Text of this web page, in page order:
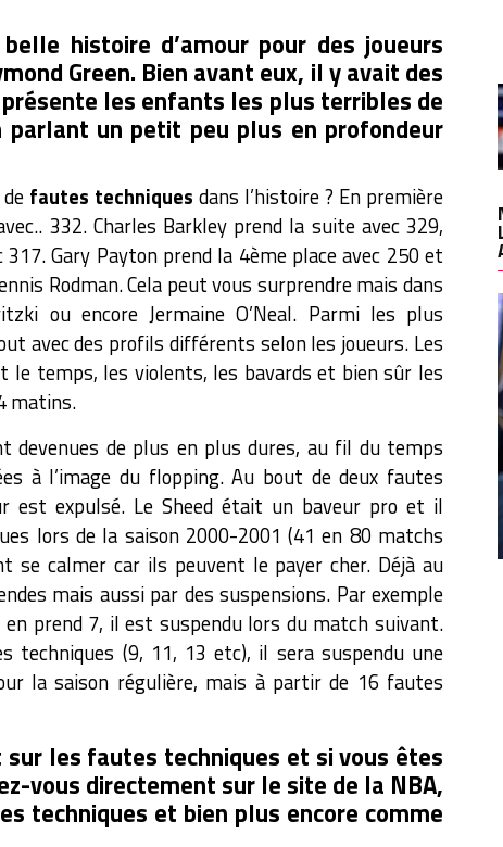
histoire d’amour pour des joueurs
Green. Bien avant eux, il y avait des
les enfants les plus terribles de
parlant un petit peu plus en profondeur
fautes techniques dans l’histoire ? En première
332. Charles Barkley prend la suite avec 329,
Gary Payton prend la 4ème place avec 250 et
Rodman. Cela peut vous surprendre mais dans
ou encore Jermaine O’Neal. Parmi les plus
avec des profils différents selon les joueurs. Les
le temps, les violents, les bavards et bien sûr les
matins.
devenues de plus en plus dures, au fil du temps
à l’image du flopping. Au bout de deux fautes
est expulsé. Le Sheed était un baveur pro et il
lors de la saison 2000-2001 (41 en 80 matchs
se calmer car ils peuvent le payer cher. Déjà au
mais aussi par des suspensions. Par exemple
prend 7, il est suspendu lors du match suivant.
techniques (9, 11, 13 etc), il sera suspendu une
la saison régulière, mais à partir de 16 fautes
les fautes techniques et si vous êtes
vous directement sur le site de la NBA,
techniques et bien plus encore comme